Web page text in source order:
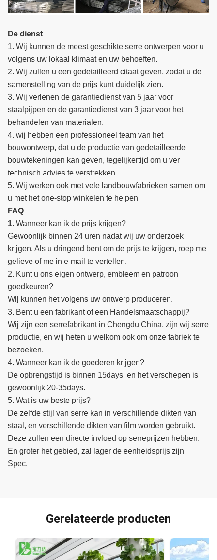
De dienst
1. Wij kunnen de meest geschikte serre ontwerpen voor u
volgens uw lokaal klimaat en uw behoeften.
2. Wij zullen u een gedetailleerd citaat geven, zodat u de
samenstelling van de prijs kunt duidelijk zien.
3. Wij verlenen de garantiedienst van 5 jaar voor
staalpijpen en de garantiedienst van 3 jaar voor het
behandelen van materialen.
4. wij hebben een professioneel team van het
bouwontwerp, dat u de productie van gedetailleerde
bouwtekeningen kan geven, tegelijkertijd om u ver
technisch advies te verstrekken.
5. Wij werken ook met vele landbouwfabrieken samen om
u met het one-stop winkelen te helpen.
FAQ
1. Wanneer kan ik de prijs krijgen?
Gewoonlijk binnen 24 uren nadat wij uw onderzoek
krijgen. Als u dringend bent om de prijs te krijgen, roep me
gelieve of me in e-mail te vertellen.
2. Kunt u ons eigen ontwerp, embleem en patroon
goedkeuren?
Wij kunnen het volgens uw ontwerp produceren.
3. Bent u een fabrikant of een Handelsmaatschappij?
Wij zijn een serrefabrikant in Chengdu China, zijn wij serre
productie, en wij heten u welkom ook om onze fabriek te
bezoeken.
4. Wanneer kan ik de goederen krijgen?
De opbrengstijd is binnen 15days, en het verschepen is
gewoonlijk 20-35days.
5. Wat is uw beste prijs?
De zelfde stijl van serre kan in verschillende dikten van
staal, en verschillende dikten van film worden gebruikt.
Deze zullen een directe invloed op serreprijzen hebben.
En groter het gebied, zal lager de eenheidsprijs zijn
Spec.
Gerelateerde producten